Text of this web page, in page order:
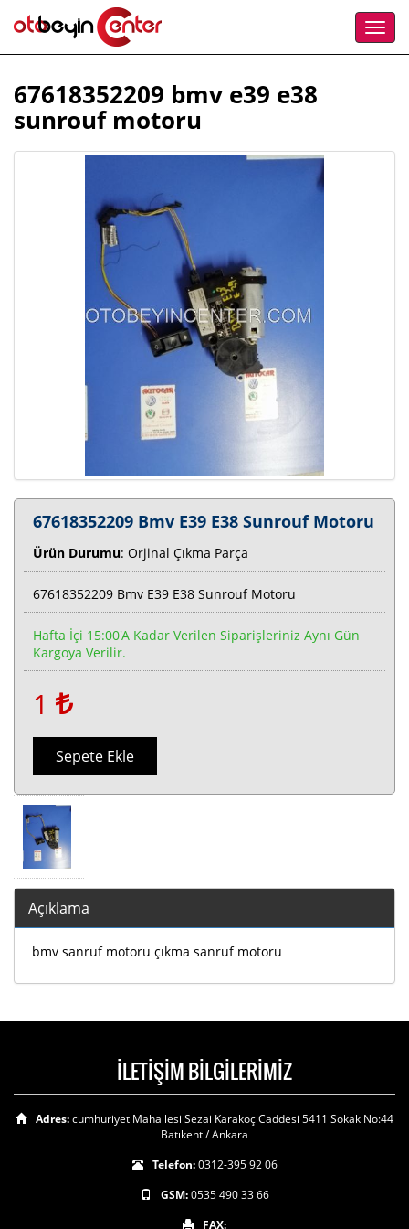
67618352209 bmv e39 e38
sunrouf motoru
67618352209 Bmv E39 E38 Sunrouf Motoru
Ürün Durumu: Orjinal Çıkma Parça
67618352209 Bmv E39 E38 Sunrouf Motoru
Hafta İçi 15:00'a Kadar Verilen Siparişleriniz Aynı Gün
Kargoya Verilir.
1
Sepete Ekle
Açıklama
bmv sanruf motoru çıkma sanruf motoru
İLETİŞİM BİLGİLERİMİZ
Adres:cumhuriyet Mahallesi Sezai Karakoç Caddesi 5411 Sokak No:44
Batıkent / Ankara
Telefon:0312-395 92 06
GSM:0535 490 33 66
FAX: